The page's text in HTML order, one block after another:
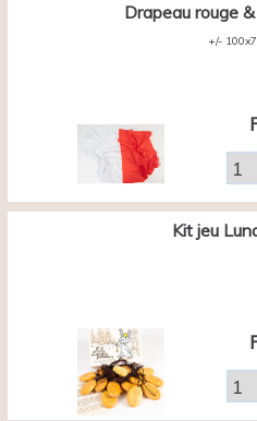
Drapeau rouge
+/-
Kit jeu